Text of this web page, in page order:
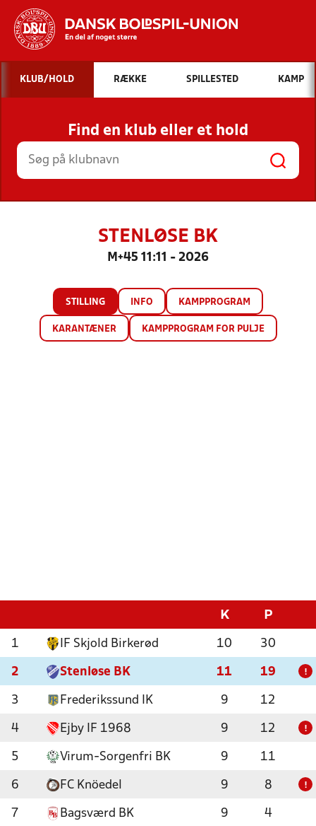
Hvad vil du søge efter?
INDHOLD OG NYHEDER
STILLINGER, RESULTATER, KLUBBER OG
HOLD
KLUB/HOLD RÆKKE SPILLESTED KAMP
Find en klub eller et hold
STENLØSE BK
M+45 11:11 - 2026
STILLING INFO KAMPPROGRAM
KARANTÆNER KAMPPROGRAM FOR PULJE
K P
1 IF Skjold Birkerød 10 30
2 Stenløse BK 11 19 !
3 Frederikssund IK 9 12
4 Ejby IF 1968 9 12 !
5 Virum-Sorgenfri BK 9 11
6 FC Knöedel 9 8 !
7 Bagsværd BK 9 4